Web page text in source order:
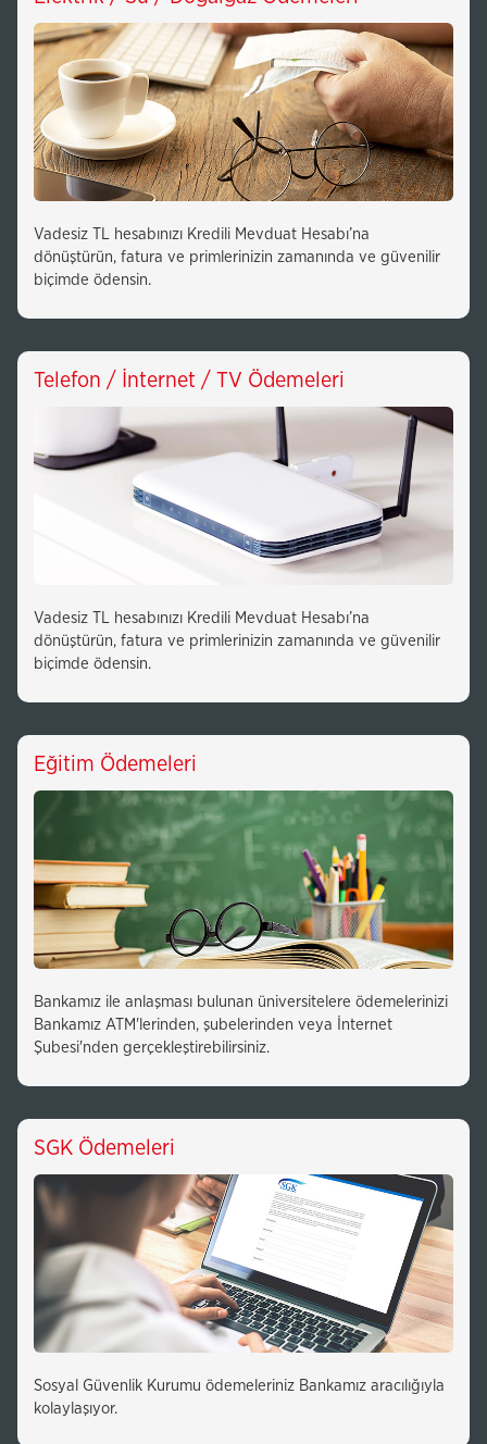
Vadesiz TL hesabınızı Kredili Mevduat Hesabı’na
dönüştürün, fatura ve primlerinizin zamanında ve güvenilir
biçimde ödensin.
Telefon / İnternet / TV Ödemeleri
Vadesiz TL hesabınızı Kredili Mevduat Hesabı’na
dönüştürün, fatura ve primlerinizin zamanında ve güvenilir
biçimde ödensin.
Eğitim Ödemeleri
Bankamız ile anlaşması bulunan üniversitelere ödemelerinizi
Bankamız ATM'lerinden, şubelerinden veya İnternet
Şubesi'nden gerçekleştirebilirsiniz.
SGK Ödemeleri
Sosyal Güvenlik Kurumu ödemeleriniz Bankamız aracılığıyla
kolaylaşıyor.